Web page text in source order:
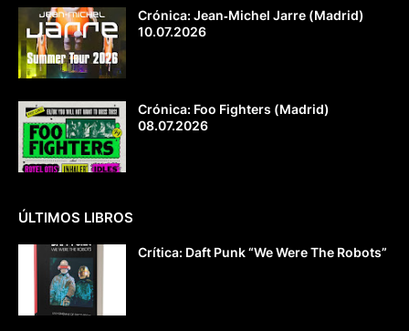
Crónica: Jean‐Michel Jarre (Madrid)
10.07.2026
Crónica: Foo Fighters (Madrid)
08.07.2026
ÚLTIMOS LIBROS
Crítica: Daft Punk “We Were The Robots”